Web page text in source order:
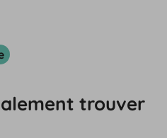
trouver